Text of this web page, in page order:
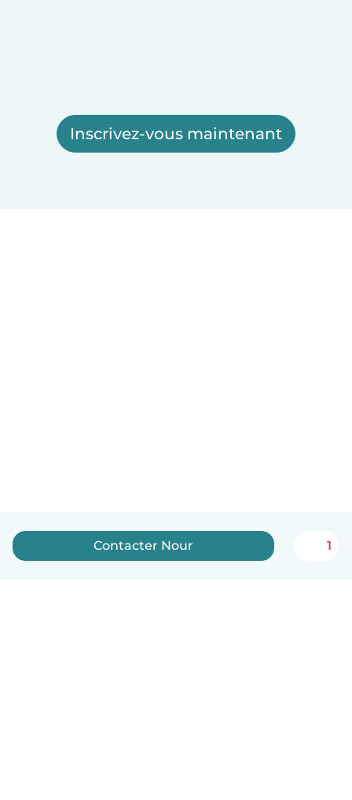
Inscrivez-vous maintenant
Contacter Nour 1